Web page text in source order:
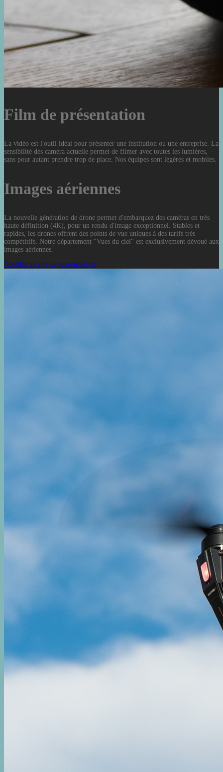
Film de présentation
La vidéo est l'outil idéal pour présenter une institution ou une entreprise. La
sensibilité des caméra actuelle permet de filmer avec toutes les lumières,
sans pour autant prendre trop de place. Nos équipes sont légères et mobiles.
Images aériennes
La nouvelle génération de drone permet d'embarquez des caméras en très
haute définition (4K), pour un rendu d'image exceptionnel. Stables et
rapides, les drones offrent des points de vue uniques à des tarifs très
compétitifs. Notre département "Vues du ciel" est exclusivement dévoué aux
images aériennes.
Accédez au site de vuesduciel.ch